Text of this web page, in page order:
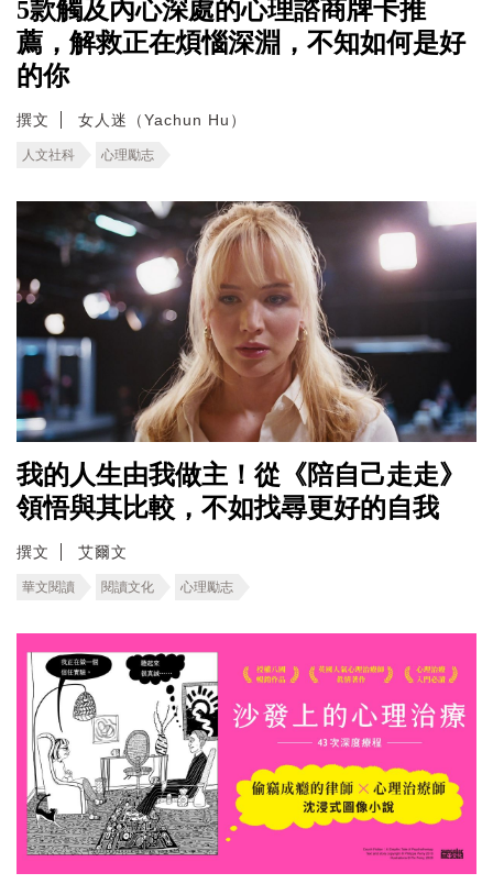
5款觸及內心深處的心理諮商牌卡推
薦，解救正在煩惱深淵，不知如何是好
的你
撰文 女人迷（Yachun Hu）
人文社科 心理勵志
我的人生由我做主！從《陪自己走走》
領悟與其比較，不如找尋更好的自我
撰文 艾爾文
華文閱讀 閱讀文化 心理勵志